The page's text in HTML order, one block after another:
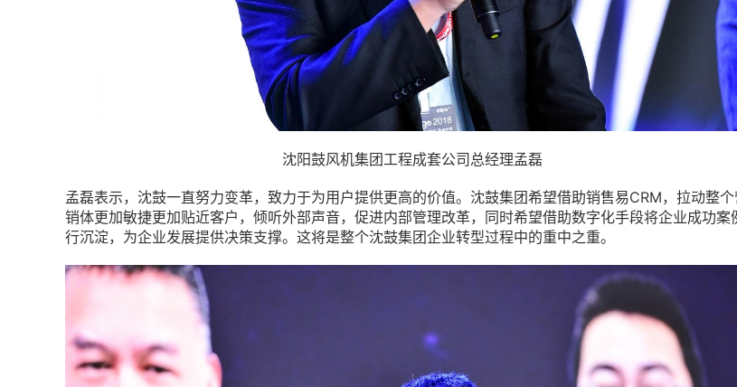
沈阳鼓风机集团工程成套公司总经理孟磊
孟磊表示，沈鼓一直努力变革，致力于为用户提供更高的价值。沈鼓集团希望借助销售易CRM，拉动整个
销体更加敏捷更加贴近客户，倾听外部声音，促进内部管理改革，同时希望借助数字化手段将企业成功案
行沉淀，为企业发展提供决策支撑。这将是整个沈鼓集团企业转型过程中的重中之重。